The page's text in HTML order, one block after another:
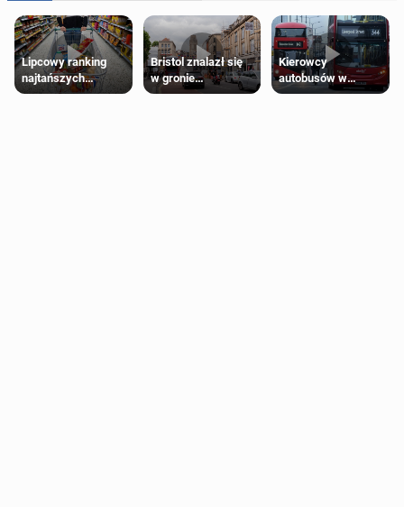
Lipcowy ranking
najtańszych
supermarketów
Bristol znalazł się
w gronie
najlepszych
Kierowcy
autobusów w
Londynie